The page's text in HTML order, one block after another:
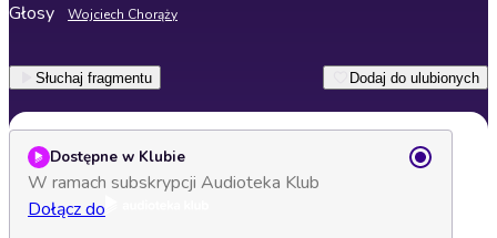
Głosy Wojciech Chorąży
Słuchaj fragmentu Dodaj do ulubionych
Dostępne w Klubie
W ramach subskrypcji Audioteka Klub
Dołącz do